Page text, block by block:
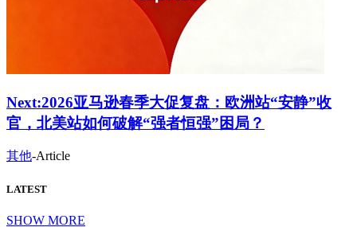
Next:2026亚马逊春季大促复盘：欧洲站“安静”收
官，北美站如何破解“强者恒强”困局？
其他-Article
LATEST
SHOW MORE